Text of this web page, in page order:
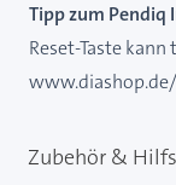
Tipp zum Pendiq
Reset-Taste
Zubehör &